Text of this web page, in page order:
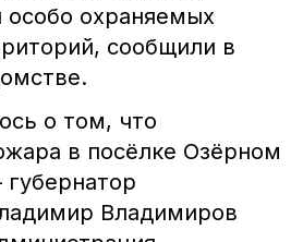
особо охраняемых
сообщили в
о том, что
в посёлке Озёрном
Владимиров